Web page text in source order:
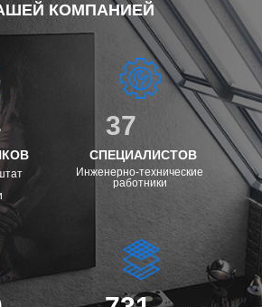
КОМПАНИЕЙ
37
СПЕЦИАЛИСТОВ
Инженерно-технические
работники